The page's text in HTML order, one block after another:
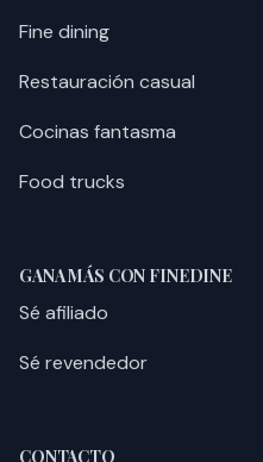
Fine dining
Restauración casual
Cocinas fantasma
Food trucks
GANA MÁS CON FINEDINE
Sé afiliado
Sé revendedor
CONTACTO